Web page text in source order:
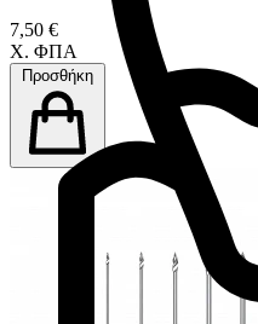
7,50 €
Χ. ΦΠΑ
Προσθήκη